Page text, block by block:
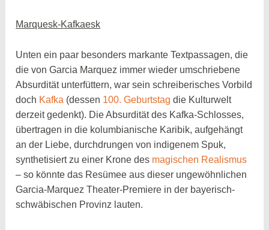
Marquesk-Kafkaesk
Unten ein paar besonders markante Textpassagen, die
die von Garcia Marquez immer wieder umschriebene
Absurdität unterfüttern, war sein schreiberisches Vorbild
doch Kafka (dessen 100. Geburtstag die Kulturwelt
derzeit gedenkt). Die Absurdität des Kafka-Schlosses,
übertragen in die kolumbianische Karibik, aufgehängt
an der Liebe, durchdrungen von indigenem Spuk,
synthetisiert zu einer Krone des magischen Realismus
– so könnte das Resümee aus dieser ungewöhnlichen
Garcia-Marquez Theater-Premiere in der bayerisch-
schwäbischen Provinz lauten.